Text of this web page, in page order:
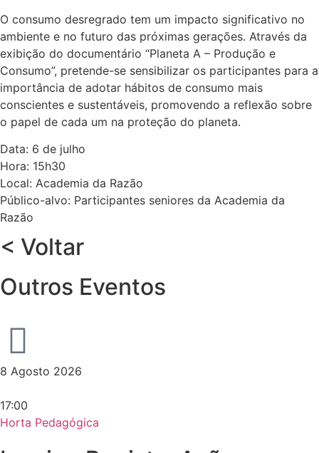
O consumo desregrado tem um impacto significativo no
ambiente e no futuro das próximas gerações. Através da
exibição do documentário “Planeta A – Produção e
Consumo”, pretende-se sensibilizar os participantes para a
importância de adotar hábitos de consumo mais
conscientes e sustentáveis, promovendo a reflexão sobre
o papel de cada um na proteção do planeta.
Data: 6 de julho
Hora: 15h30
Local: Academia da Razão
Público-alvo: Participantes seniores da Academia da
Razão
< Voltar
Outros Eventos
8 Agosto 2026
17:00
Horta Pedagógica